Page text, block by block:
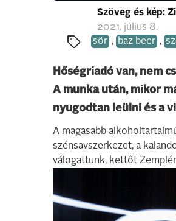
Szöveg és kép:
2021. július 8.
sör , baz beer ,
Hőségriadó van, nem
A munka után, mikor
nyugodtan leülni és a
A magasabb
szénsavszerkezet, a
válogattunk, kettőt